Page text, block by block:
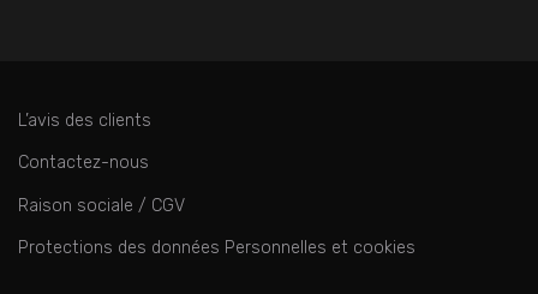
L’avis des clients
Contactez-nous
Raison sociale / CGV
Protections des données Personnelles et cookies